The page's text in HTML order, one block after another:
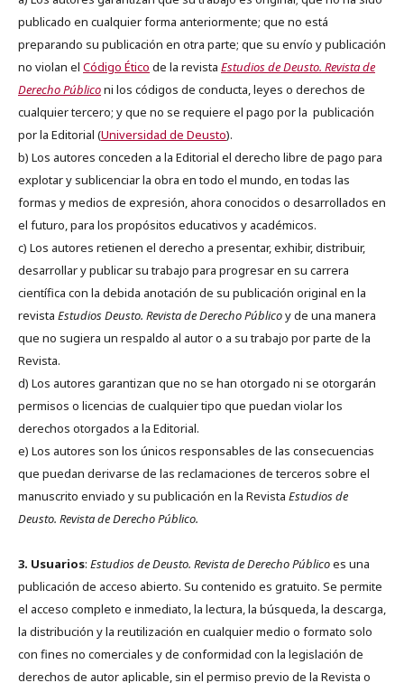
publicado en cualquier forma anteriormente; que no está
preparando su publicación en otra parte; que su envío y publicación
no violan el Código Ético de la revista Estudios de Deusto. Revista de
Derecho Públiconi los códigos de conducta, leyes o derechos de
cualquier tercero; y que no se requiere el pago por la publicación
por la Editorial (Universidad de Deusto).
b) Los autores conceden a la Editorial el derecho libre de pago para
explotar y sublicenciar la obra en todo el mundo, en todas las
formas y medios de expresión, ahora conocidos o desarrollados en
el futuro, para los propósitos educativos y académicos.
c) Los autores retienen el derecho a presentar, exhibir, distribuir,
desarrollar y publicar su trabajo para progresar en su carrera
científica con la debida anotación de su publicación original en la
revista Estudios Deusto. Revista de Derecho Públicoy de una manera
que no sugiera un respaldo al autor o a su trabajo por parte de la
Revista.
d) Los autores garantizan que no se han otorgado ni se otorgarán
permisos o licencias de cualquier tipo que puedan violar los
derechos otorgados a la Editorial.
e) Los autores son los únicos responsables de las consecuencias
que puedan derivarse de las reclamaciones de terceros sobre el
manuscrito enviado y su publicación en la Revista Estudios de
Deusto. Revista de Derecho Público.
3. Usuarios: Estudios de Deusto. Revista de Derecho Públicoes una
publicación de acceso abierto. Su contenido es gratuito. Se permite
el acceso completo e inmediato, la lectura, la búsqueda, la descarga,
la distribución y la reutilización en cualquier medio o formato solo
con fines no comerciales y de conformidad con la legislación de
derechos de autor aplicable, sin el permiso previo de la Revista o